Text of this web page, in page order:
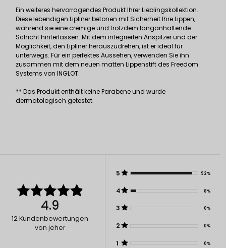
Ein weiteres hervorragendes Produkt Ihrer Lieblingskollektion.
Diese lebendigen Lipliner betonen mit Sicherheit Ihre Lippen,
während sie eine cremige und trotzdem langanhaltende
Schicht hinterlassen. Mit dem integrierten Anspitzer und der
Möglichkeit, den Lipliner herauszudrehen, ist er ideal für
unterwegs. Für ein perfektes Aussehen, verwenden Sie ihn
zusammen mit dem neuen matten Lippenstift des Freedom
Systems von INGLOT.
** Das Produkt enthält keine Parabene und wurde
dermatologisch getestet.
4.9
12Kundenbewertungen
von jeher
5 92%
4 8%
3 0%
2 0%
1 0%